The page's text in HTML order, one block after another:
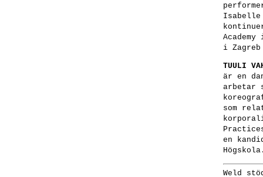
Isabelle
i Zagreb
TUULI
är en
arbetar
som
en
Weld